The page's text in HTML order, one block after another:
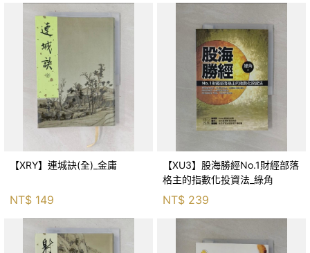
【XRY】連城訣(全)_金庸
NT$ 149
【XU3】股海勝經No.1財經部落
格主的指數化投資法_綠角
NT$ 239